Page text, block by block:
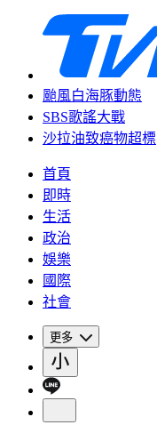
颱風白海豚動態
SBS歌謠大戰
沙拉油致癌物超標
首頁
即時
生活
政治
娛樂
國際
社會
更多